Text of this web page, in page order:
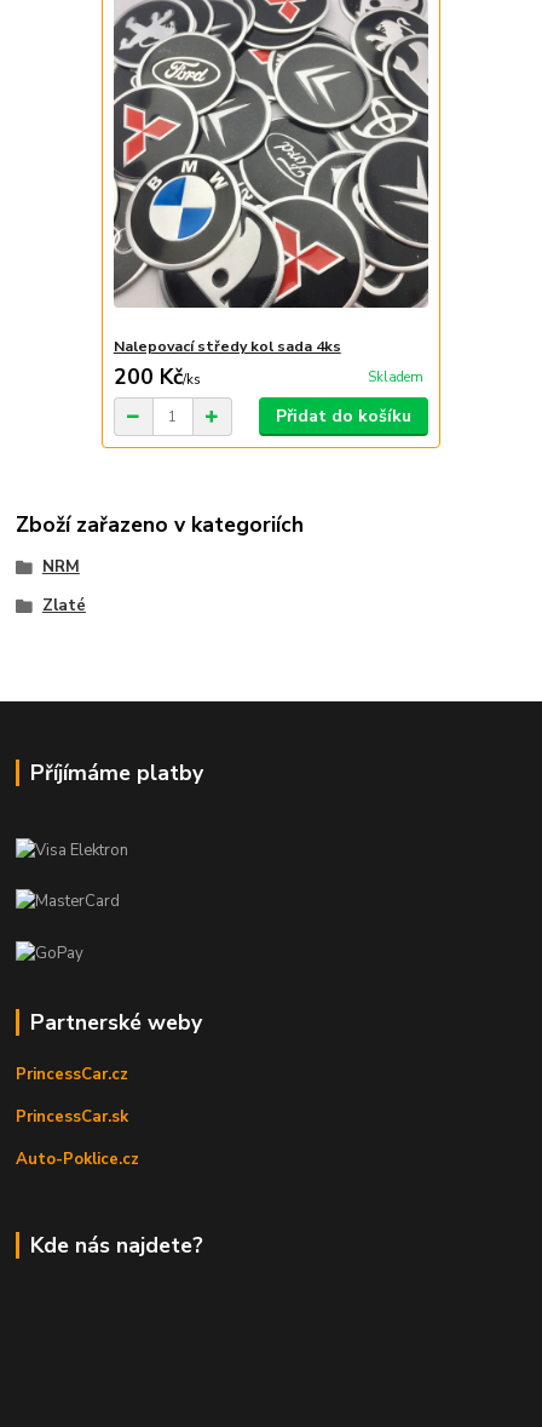
Nalepovací středy kol sada 4ks
200 Kč/ks Skladem
Přidat do košíku
Zboží zařazeno v kategoriích
NRM
Zlaté
Příjímáme platby
Partnerské weby
PrincessCar.cz
PrincessCar.sk
Auto-Poklice.cz
Kde nás najdete?